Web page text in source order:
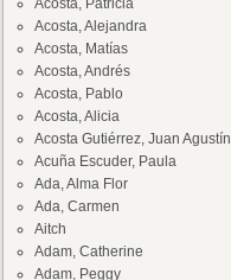
Acosta, Patricia
Acosta, Alejandra
Acosta, Matías
Acosta, Andrés
Acosta, Pablo
Acosta, Alicia
Acosta Gutiérrez, Juan Agustín
Acuña Escuder, Paula
Ada, Alma Flor
Ada, Carmen
Aitch
Adam, Catherine
Adam, Peggy